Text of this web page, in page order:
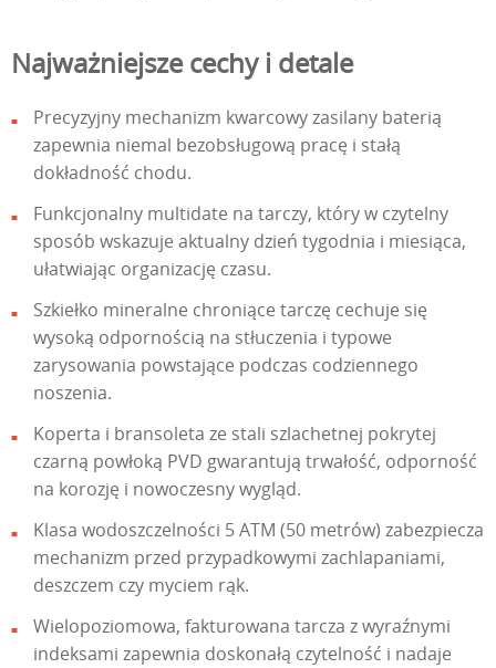
Najważniejsze cechy i detale
Precyzyjny mechanizm kwarcowy zasilany baterią
zapewnia niemal bezobsługową pracę i stałą
dokładność chodu.
Funkcjonalny multidate na tarczy, który w czytelny
sposób wskazuje aktualny dzień tygodnia i miesiąca,
ułatwiając organizację czasu.
Szkiełko mineralne chroniące tarczę cechuje się
wysoką odpornością na stłuczenia i typowe
zarysowania powstające podczas codziennego
noszenia.
Koperta i bransoleta ze stali szlachetnej pokrytej
czarną powłoką PVD gwarantują trwałość, odporność
na korozję i nowoczesny wygląd.
Klasa wodoszczelności 5 ATM (50 metrów) zabezpiecza
mechanizm przed przypadkowymi zachlapaniami,
deszczem czy myciem rąk.
Wielopoziomowa, fakturowana tarcza z wyraźnymi
indeksami zapewnia doskonałą czytelność i nadaje